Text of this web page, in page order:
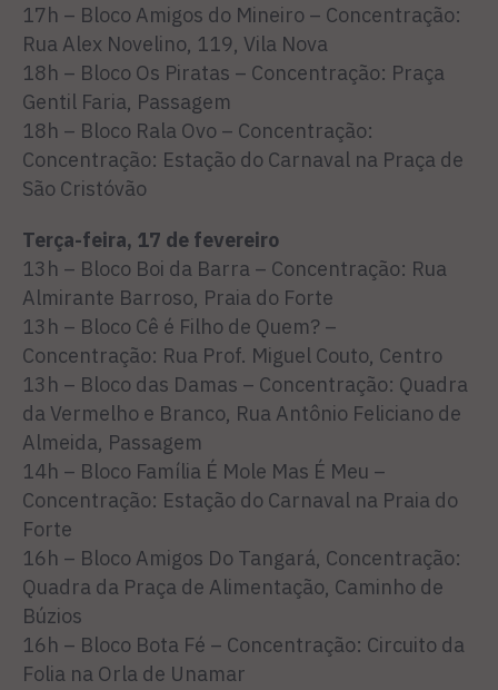
17h – Bloco Amigos do Mineiro – Concentração:
Rua Alex Novelino, 119, Vila Nova
18h – Bloco Os Piratas – Concentração: Praça
Gentil Faria, Passagem
18h – Bloco Rala Ovo – Concentração:
Concentração: Estação do Carnaval na Praça de
São Cristóvão
Terça-feira, 17 de fevereiro
13h – Bloco Boi da Barra – Concentração: Rua
Almirante Barroso, Praia do Forte
13h – Bloco Cê é Filho de Quem? –
Concentração: Rua Prof. Miguel Couto, Centro
13h – Bloco das Damas – Concentração: Quadra
da Vermelho e Branco, Rua Antônio Feliciano de
Almeida, Passagem
14h – Bloco Família É Mole Mas É Meu –
Concentração: Estação do Carnaval na Praia do
Forte
16h – Bloco Amigos Do Tangará, Concentração:
Quadra da Praça de Alimentação, Caminho de
Búzios
16h – Bloco Bota Fé – Concentração: Circuito da
Folia na Orla de Unamar